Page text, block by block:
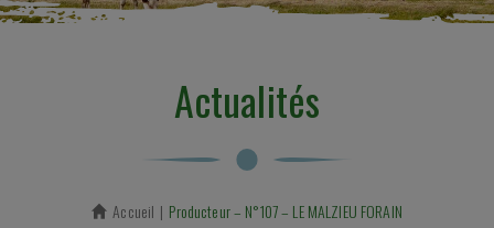
Actualités
Accueil En cours :
Producteur – N°107 – LE MALZIEU FORAIN